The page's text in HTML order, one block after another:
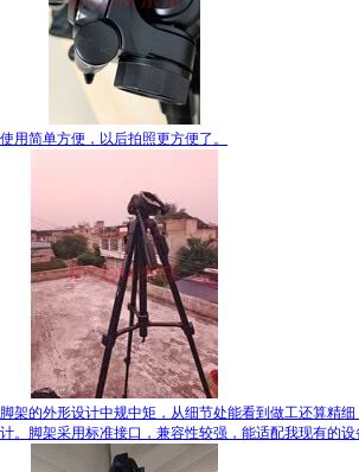
使用简单方便，以后拍照更方便了。
脚架的外形设计中规中矩，从细节处能看到做工还算精
计。脚架采用标准接口，兼容性较强，能适配我现有的设